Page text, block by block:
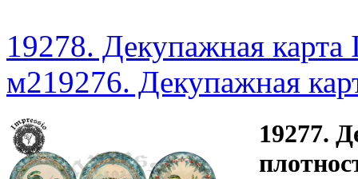
19278. Декупажная карта
м219276. Декупажная
19277.